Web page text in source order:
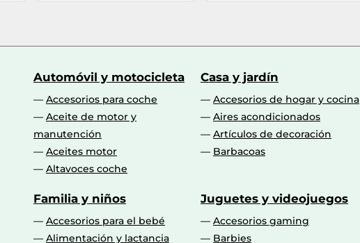
Automóvil y motocicleta
Accesorios para coche
Aceite de motor y
manutención
Aceites motor
Altavoces coche
Casa y jardín
Accesorios de hogar y cocina
Aires acondicionados
Artículos de decoración
Barbacoas
Familia y niños
Accesorios para el bebé
Alimentación y lactancia
Juguetes y videojuegos
Accesorios gaming
Barbies